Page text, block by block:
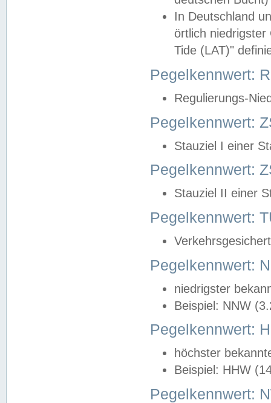
In Deutschland
örtlich
Tide (LAT)"
Pegelkennwert:
Regulierungs-
Pegelkennwert:
Stauziel I einer
Pegelkennwert:
Stauziel II einer
Pegelkennwert:
Pegelkennwert:
niedrigster
Beispiel: NNW
Pegelkennwert:
höchster
Beispiel: HHW
Pegelkennwert: